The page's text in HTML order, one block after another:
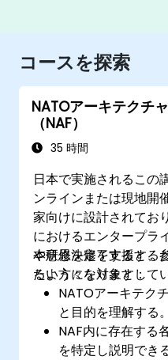
コースを探索
NATOアーキテクチ
（NAF）
35 時間
日本で実施されるこの
ンラインまたは現地開
家向けに設計されてお
におけるエンタープラ
や意思決定を支援する
たい方々を対象として
本研修を修了すると、
るようになります：
NATOアーキテク
と目的を理解する。
NAF内に存在する
を特定し説明できる